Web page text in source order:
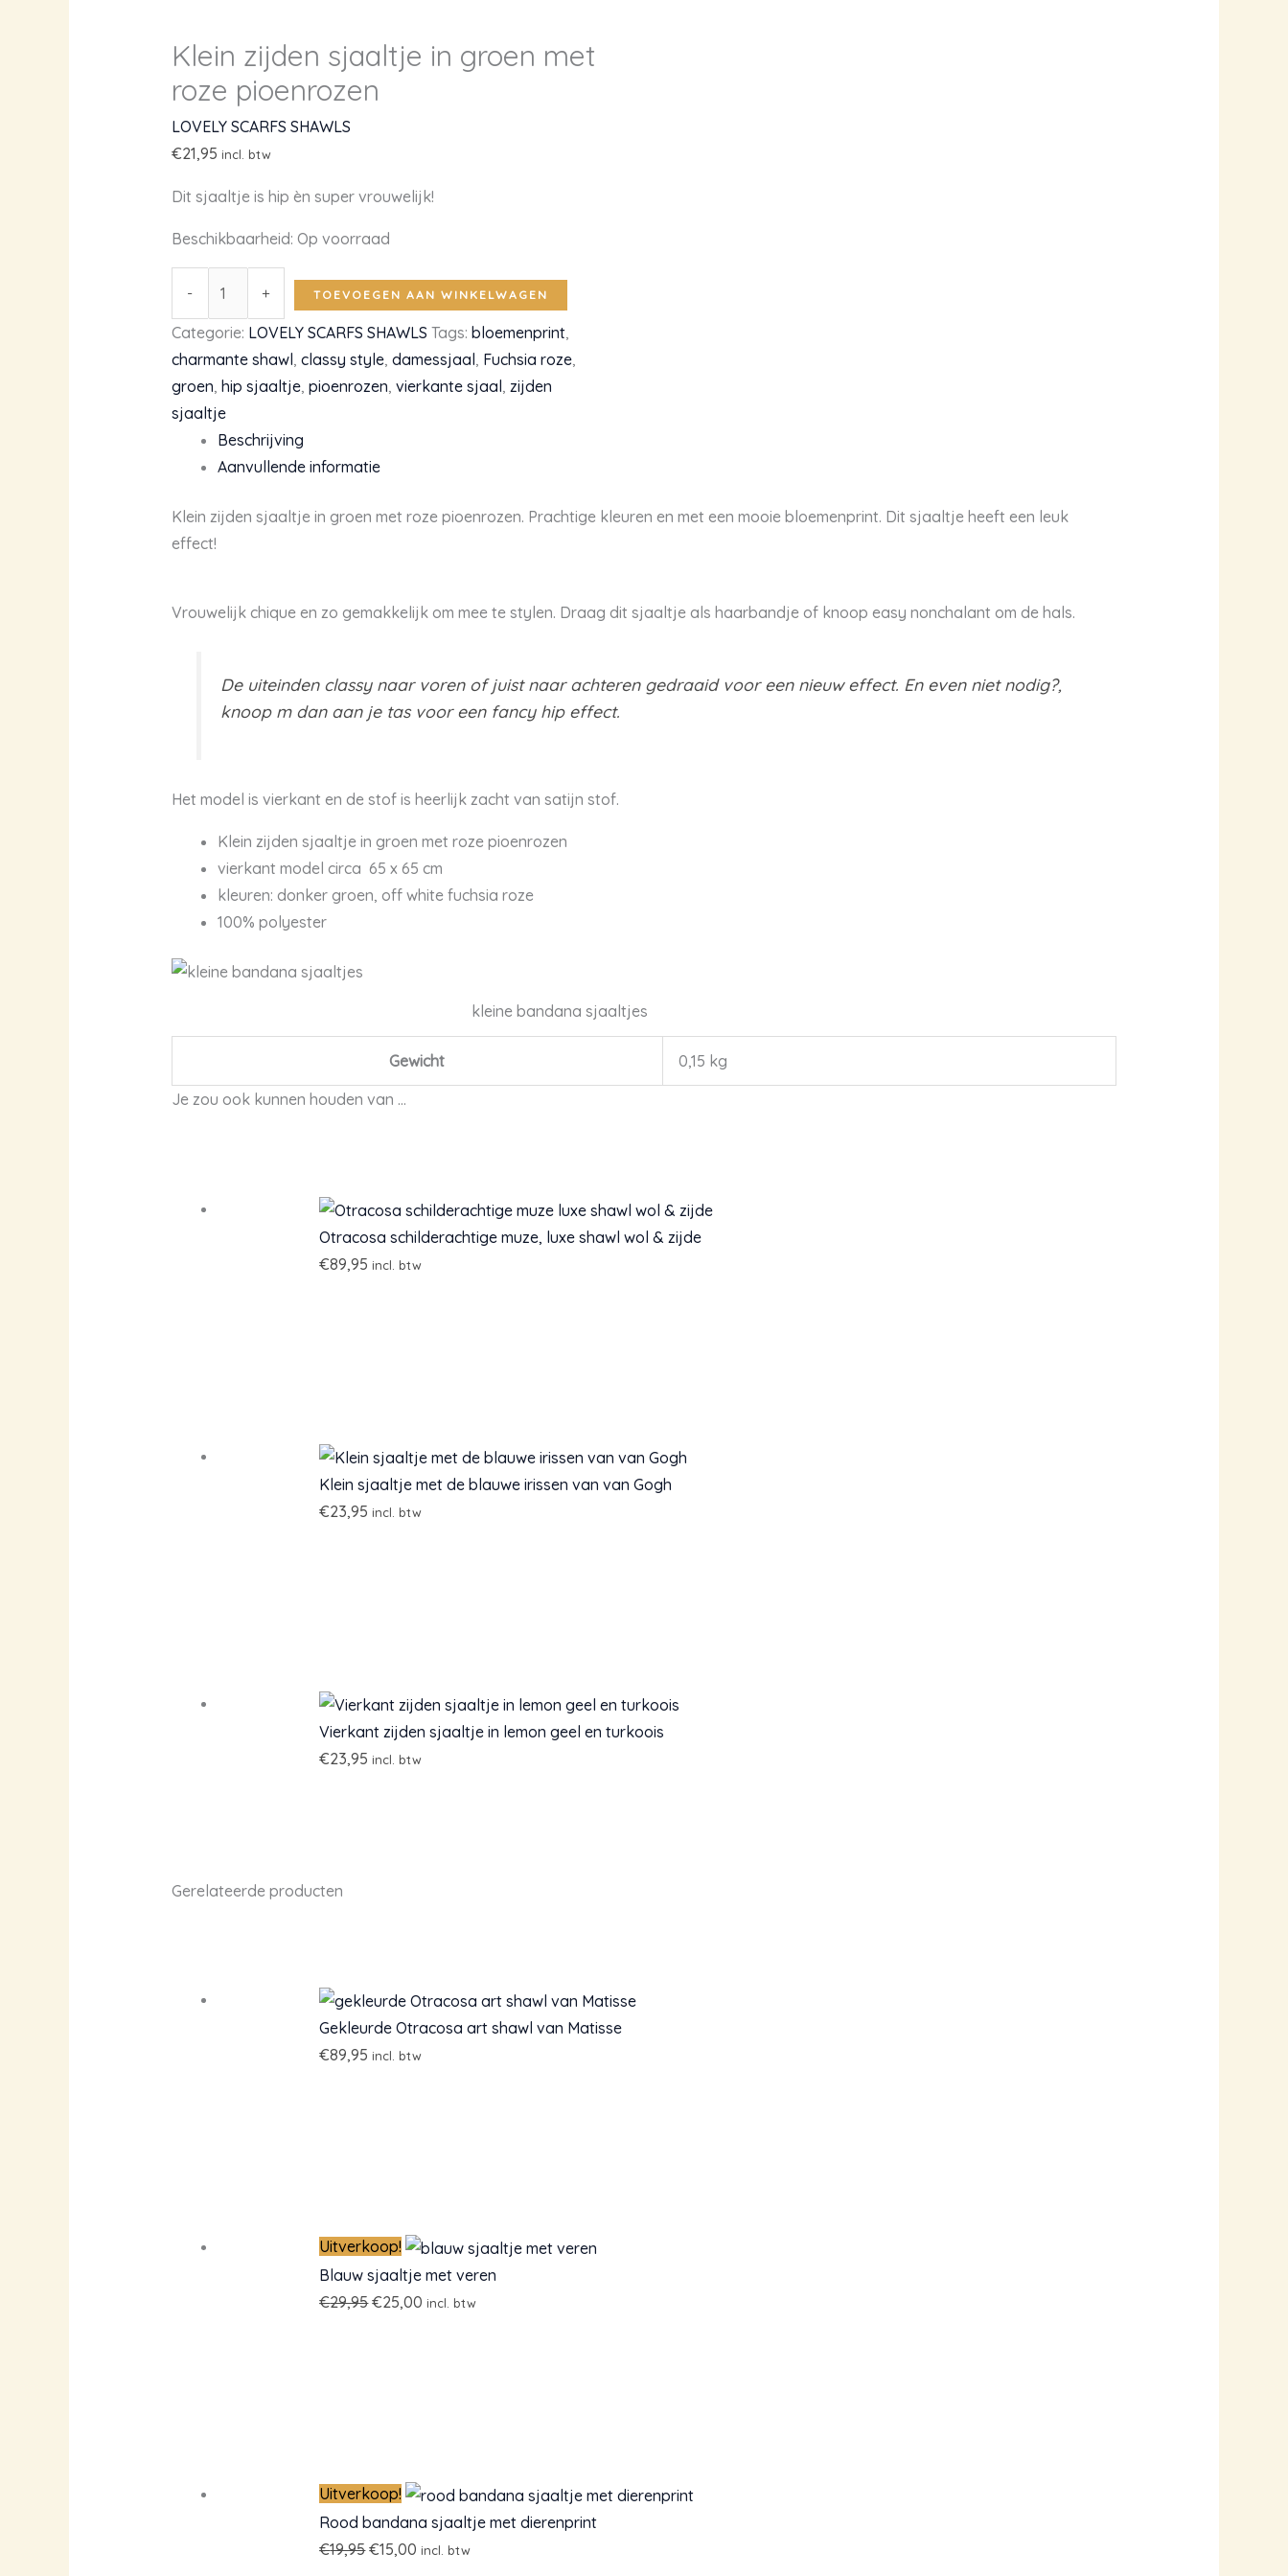
Klein zijden sjaaltje in groen met
roze pioenrozen
LOVELY SCARFS SHAWLS
€21,95 incl. btw
Dit sjaaltje is hip èn super vrouwelijk!
Beschikbaarheid: Op voorraad
-
sjaaltje
in
groen
met
roze
pioenrozen
+ TOEVOEGEN AAN WINKELWAGEN
Categorie: LOVELY SCARFS SHAWLS Tags: bloemenprint,
charmante shawl, classy style, damessjaal, Fuchsia roze,
groen, hip sjaaltje, pioenrozen, vierkante sjaal, zijden
sjaaltje
Beschrijving
Aanvullende informatie
Klein zijden sjaaltje in groen met roze pioenrozen. Prachtige kleuren en met een mooie bloemenprint. Dit sjaaltje heeft een leuk
effect!
Vrouwelijk chique en zo gemakkelijk om mee te stylen. Draag dit sjaaltje als haarbandje of knoop easy nonchalant om de hals.
De uiteinden classy naar voren of juist naar achteren gedraaid voor een nieuw effect. En even niet nodig?,
knoop m dan aan je tas voor een fancy hip effect.
Het model is vierkant en de stof is heerlijk zacht van satijn stof.
Klein zijden sjaaltje in groen met roze pioenrozen
vierkant model circa 65 x 65 cm
kleuren: donker groen, off white fuchsia roze
100% polyester
kleine bandana sjaaltjes
Gewicht
0,15 kg
Je zou ook kunnen houden van …
Otracosa schilderachtige muze, luxe shawl wol & zijde
€89,95 incl. btw
Klein sjaaltje met de blauwe irissen van van Gogh
€23,95 incl. btw
Vierkant zijden sjaaltje in lemon geel en turkoois
€23,95 incl. btw
Gerelateerde producten
Gekleurde Otracosa art shawl van Matisse
€89,95 incl. btw
Uitverkoop!
Blauw sjaaltje met veren
€29,95Oorspronkelijke
€25,00 Huidige
incl. btw
Uitverkoop!
Rood bandana sjaaltje met dierenprint
€19,95Oorspronkelijke
€15,00 Huidige
incl. btw